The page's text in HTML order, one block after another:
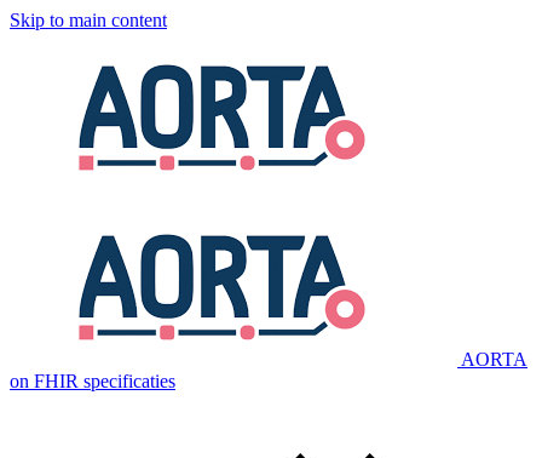
Skip to main content
AORTA
on FHIR specificaties